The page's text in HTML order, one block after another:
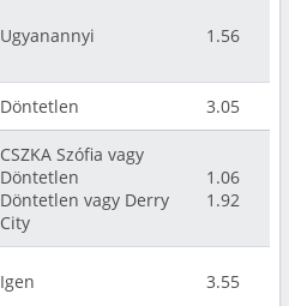
Ugyanannyi 1.56
Döntetlen 3.05
CSZKA Szófia vagy
Döntetlen
Döntetlen vagy Derry
City
1.06
1.92
Igen 3.55